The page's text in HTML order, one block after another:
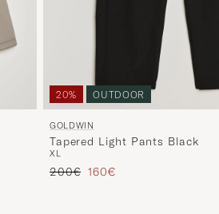
20% OUTDOOR
GOLDWIN
Tapered Light Pants Black
XL
Regulärer Preis
200€ Reduzierter Preis
160€